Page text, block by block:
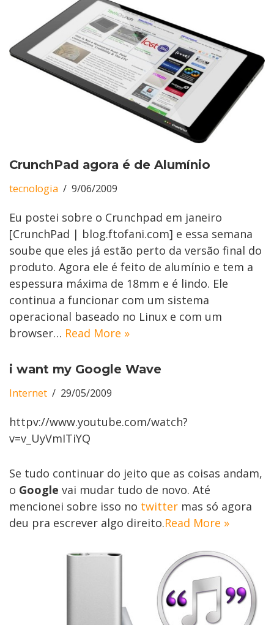
CrunchPad agora é de Alumínio
tecnologia 9/06/2009
Eu postei sobre o Crunchpad em janeiro
[CrunchPad | blog.ftofani.com] e essa semana
soube que eles já estão perto da versão final do
produto. Agora ele é feito de alumínio e tem a
espessura máxima de 18mm e é lindo. Ele
continua a funcionar com um sistema
operacional baseado no Linux e com um
browser… Read More »
i want my Google Wave
Internet 29/05/2009
httpv://www.youtube.com/watch?
v=v_UyVmITiYQ
Se tudo continuar do jeito que as coisas andam,
o Google vai mudar tudo de novo. Até
mencionei sobre isso no twitter mas só agora
deu pra escrever algo direito.Read More »